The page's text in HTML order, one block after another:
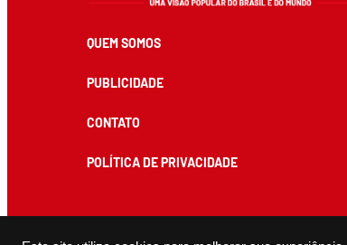
QUEM SOMOS
PUBLICIDADE
CONTATO
POLÍTICA DE PRIVACIDADE